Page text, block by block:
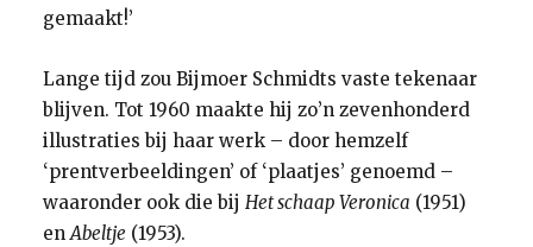
gemaakt!’
Lange tijd zou Bijmoer Schmidts vaste tekenaar
blijven. Tot 1960 maakte hij zo’n zevenhonderd
illustraties bij haar werk – door hemzelf
‘prentverbeeldingen’ of ‘plaatjes’ genoemd –
waaronder ook die bij Het schaap Veronica (1951)
enAbeltje (1953).